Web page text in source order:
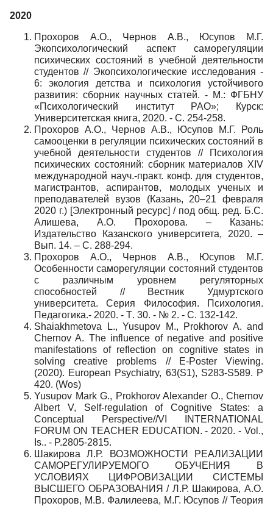
2020
Прохоров А.О., Чернов А.В., Юсупов М.Г.
Экопсихологический аспект саморегуляции
психических состояний в учебной деятельности
студентов // Экопсихологические исследования -
6: экология детства и психология устойчивого
развития: сборник научных статей. - М.: ФГБНУ
«Психологический институт РАО»; Курск:
Университетская книга, 2020. - С. 254-258.
Прохоров А.О., Чернов А.В., Юсупов М.Г. Роль
самооценки в регуляции психических состояний в
учебной деятельности студентов // Психология
психических состояний: сборник материалов XIV
международной науч.-практ. конф. для студентов,
магистрантов, аспирантов, молодых ученых и
преподавателей вузов (Казань, 20–21 февраля
2020 г.) [Электронный ресурс] / под общ. ред. Б.С.
Алишева, А.О. Прохорова. – Казань:
Издательство Казанского университета, 2020. –
Вып. 14. – С. 288-294.
Прохоров А.О., Чернов А.В., Юсупов М.Г.
Особенности саморегуляции состояний студентов
с различным уровнем регуляторных
способностей // Вестник Удмуртского
университета. Серия
Философия. Психология.
Педагогика.- 2020. - Т. 30. - № 2. - С. 132-142.
Shaiakhmetova L., Yusupov M., Prokhorov A. and
Chernov A. The influence of negative and positive
manifestations of reflection on cognitive states in
solving creative problems // E-Poster Viewing.
(2020). European Psychiatry, 63(S1), S283-S589. P
420. (Wos)
Yusupov Mark G., Prokhorov Alexander O., Chernov
Albert V, Self-regulation of Cognitive States: a
Conceptual Perspective//VI INTERNATIONAL
FORUM ON TEACHER EDUCATION. - 2020. - Vol.,
Is.. - P.2805-2815.
Шакирова Л.Р. ВОЗМОЖНОСТИ РЕАЛИЗАЦИИ
САМОРЕГУЛИРУЕМОГО ОБУЧЕНИЯ В
УСЛОВИЯХ ЦИФРОВИЗАЦИИ СИСТЕМЫ
ВЫСШЕГО ОБРАЗОВАНИЯ / Л.Р. Шакирова, А.О.
Прохоров, М.В. Фалилеева, М.Г. Юсупов // Теория